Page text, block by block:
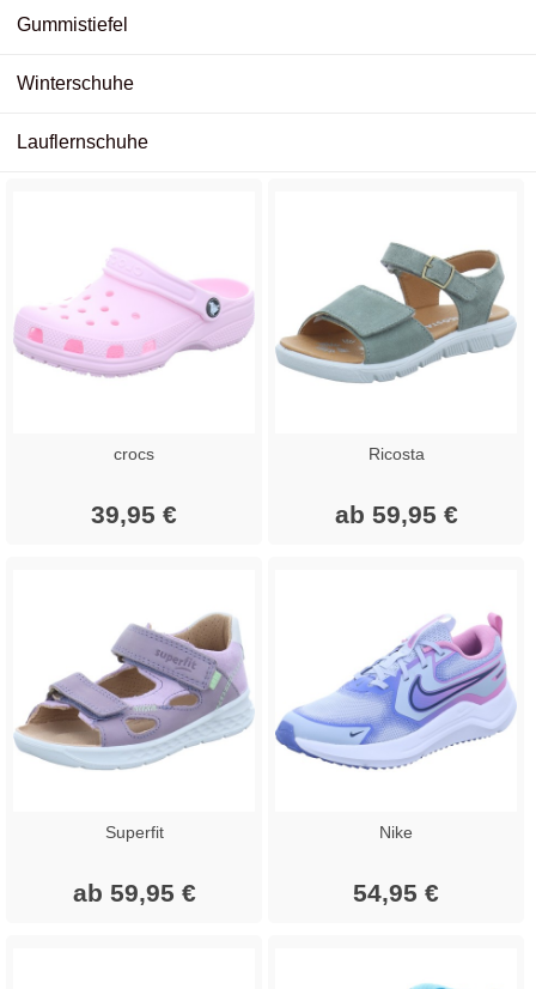
Gummistiefel
Winterschuhe
Lauflernschuhe
crocs
39,95 €
Ricosta
ab 59,95 €
Superfit
ab 59,95 €
Nike
54,95 €